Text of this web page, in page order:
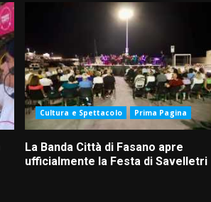
Cultura e Spettacolo Prima Pagina
La Banda Città di Fasano apre
ufficialmente la Festa di Savelletri